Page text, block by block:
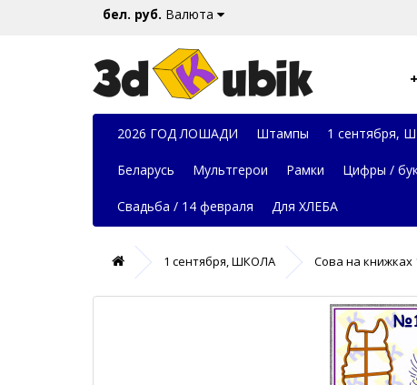
бел. руб. Валюта
2026 ГОД ЛОШАДИ Штампы 1 сентября,
Беларусь Мультгерои Рамки Цифры /
Свадьба / 14 февраля Для ХЛЕБА
1 сентября, ШКОЛА Сова на книжках